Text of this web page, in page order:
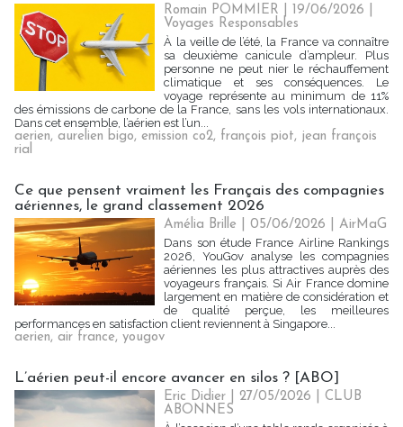
Romain POMMIER | 19/06/2026
Voyages Responsables
À la veille de l’été, la France va connaître
sa deuxième canicule d’ampleur. Plus
personne ne peut nier le réchauffement
climatique et ses conséquences. Le
voyage représente au minimum de 11%
des émissions de carbone de la France, sans les vols internationaux.
Dans cet ensemble, l’aérien est l’un...
aerien, aurelien bigo, emission co2, françois piot, jean françois
rial
Ce que pensent vraiment les Français des compagnies
aériennes, le grand classement 2026
Amélia Brille | 05/06/2026 |AirMaG
Dans son étude France Airline Rankings
2026, YouGov analyse les compagnies
aériennes les plus attractives auprès des
voyageurs français. Si Air France domine
largement en matière de considération et
de qualité perçue, les meilleures
performances en satisfaction client reviennent à Singapore...
aerien, air france, yougov
L’aérien peut-il encore avancer en silos ? [ABO]
Eric Didier | 27/05/2026 |CLUB
ABONNES